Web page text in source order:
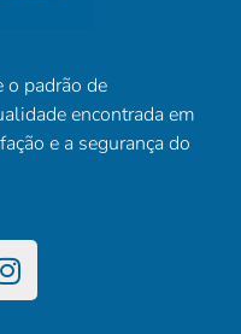
o padrão de
encontrada em
e a segurança do